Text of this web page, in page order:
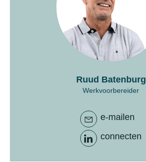
Ruud Batenburg
Werkvoorbereider
e-mailen
connecten